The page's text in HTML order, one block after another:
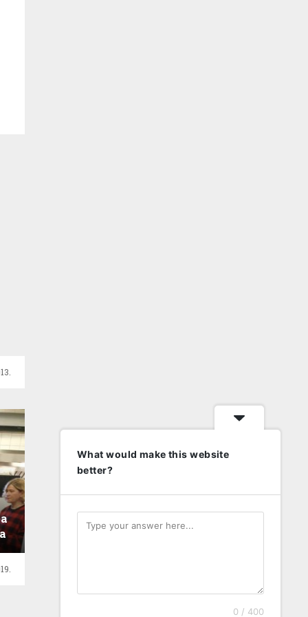
What would make this website
better?
0 / 400